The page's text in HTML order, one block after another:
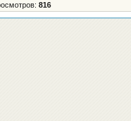
:816